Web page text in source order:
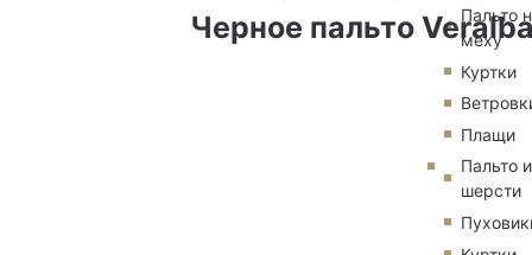
Пальто
меху
Куртки
Плащи
Пальто
шерсти
Черное пальто